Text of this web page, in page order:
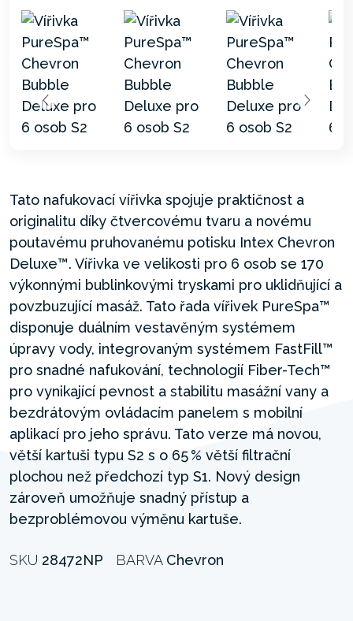
Tato nafukovací vířivka spojuje praktičnost a
originalitu díky čtvercovému tvaru a novému
poutavému pruhovanému potisku Intex Chevron
Deluxe™. Vířivka ve velikosti pro 6 osob se 170
výkonnými bublinkovými tryskami pro uklidňující a
povzbuzující masáž. Tato řada vířivek PureSpa™
disponuje duálním vestavěným systémem
úpravy vody, integrovaným systémem FastFill™
pro snadné nafukování, technologií Fiber-Tech™
pro vynikající pevnost a stabilitu masážní vany a
bezdrátovým ovládacím panelem s mobilní
aplikací pro jeho správu. Tato verze má novou,
větší kartuši typu S2 s o 65 % větší filtrační
plochou než předchozí typ S1. Nový design
zároveň umožňuje snadný přístup a
bezproblémovou výměnu kartuše.
SKU 28472NP BARVA Chevron